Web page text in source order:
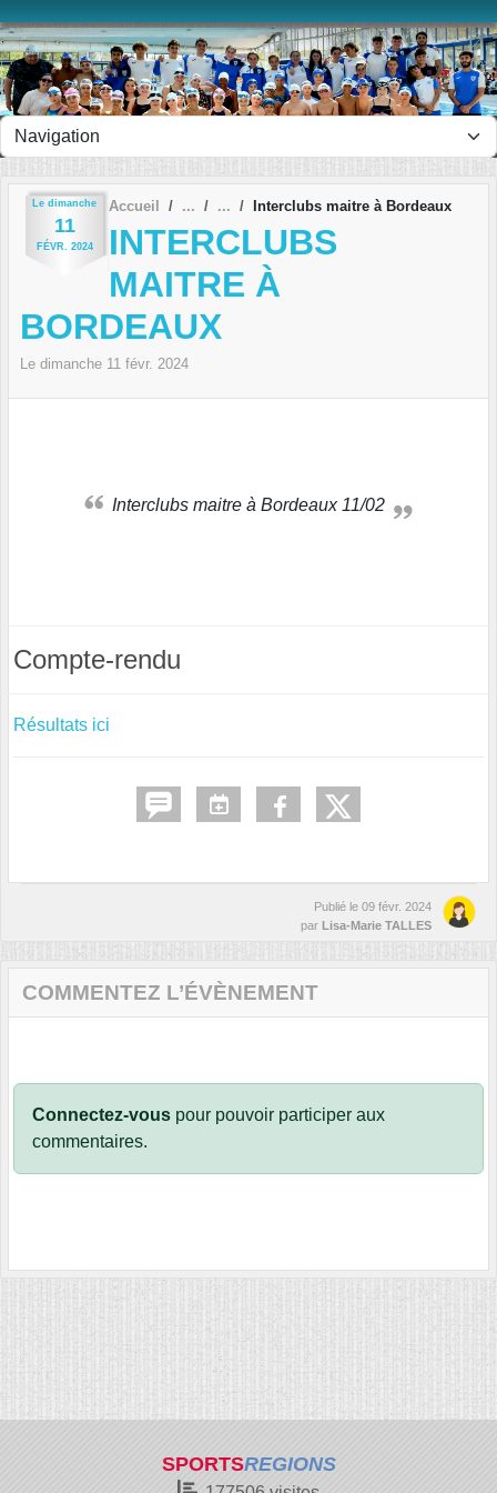
Le dimanche
11
FÉVR. 2024
Accueil Interclubs maitre à Bordeaux
INTERCLUBS
MAITRE À
BORDEAUX
Le dimanche 11 févr. 2024
Interclubs maitre à Bordeaux 11/02
Compte-rendu
Résultats ici
Publié le 09 févr. 2024
par Lisa-Marie TALLES
COMMENTEZ L’ÉVÈNEMENT
Connectez-vous pour pouvoir participer aux
commentaires.
SPORTSREGIONS